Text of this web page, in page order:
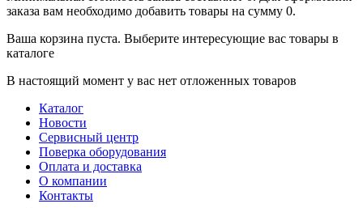
заказа вам необходимо добавить товары на сумму 0.
Ваша корзина пуста. Выберите интересующие вас товары в
каталоге
В настоящий момент у вас нет отложенных товаров
Каталог
Новости
Сервисный центр
Поверка оборудования
Оплата и доставка
О компании
Контакты